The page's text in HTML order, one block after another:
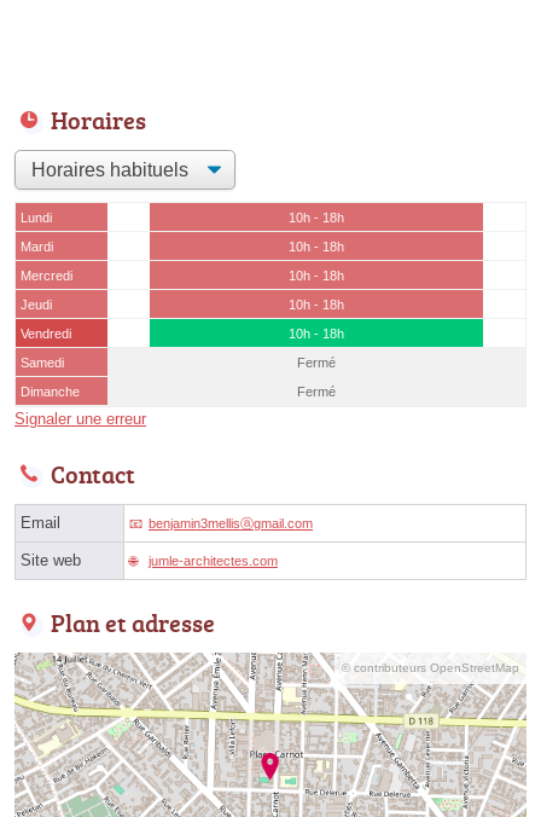
Horaires
Lundi
10h - 18h
Mardi
10h - 18h
Mercredi
10h - 18h
Jeudi
10h - 18h
Vendredi
10h - 18h
Samedi
Fermé
Dimanche
Fermé
Signaler une erreur
Contact
Email benjamin3mellisⓐgmail.com
Site web jumle-architectes.com
Plan et adresse
© contributeurs OpenStreetMap